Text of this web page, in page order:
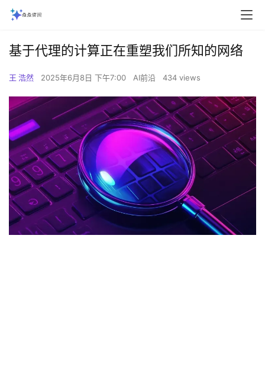
基于代理的计算正在重塑我们所知的网络
王 浩然 2025年6月8日 下午7:00 AI前沿 434 views